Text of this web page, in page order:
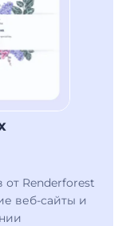
Renderforest
веб-сайты и